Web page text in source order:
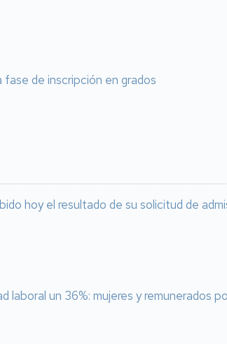
fase de inscripción en grados
hoy el resultado de su solicitud de
laboral un 36%: mujeres y remunerados